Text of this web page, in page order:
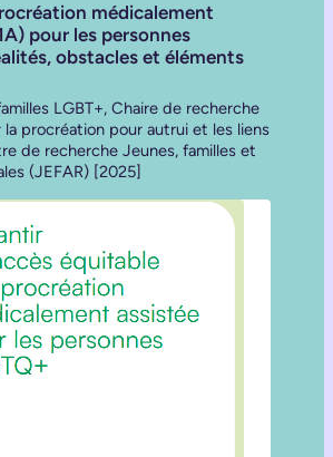
médicalement
pour les personnes
obstacles et éléments
LGBT+, Chaire de recherche
la procréation pour autrui et les liens
de recherche Jeunes, familles et
(JEFAR) [2025]